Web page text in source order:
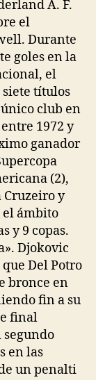
A. F.
el
Durante
goles en la
el
siete títulos
club en
1972 y
ganador
(2),
Cruzeiro y
el ámbito
y 9 copas.
Djokovic
Del Potro
bronce en
fin a su
final
segundo
en las
un penalti